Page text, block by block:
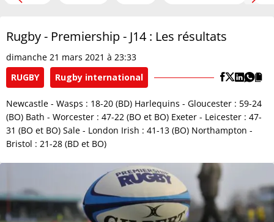
Rugby - Premiership - J14 : Les résultats
dimanche 21 mars 2021 à 23:33
RUGBY
Rugby international
Newcastle - Wasps : 18-20 (BD) Harlequins - Gloucester : 59-24
(BO) Bath - Worcester : 47-22 (BO et BO) Exeter - Leicester : 47-
31 (BO et BO) Sale - London Irish : 41-13 (BO) Northampton -
Bristol : 21-28 (BD et BO)